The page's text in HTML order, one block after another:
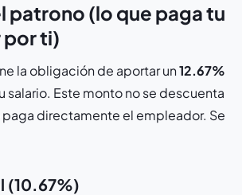
patrono (lo que paga tu
ti)
la obligación de aportar un12.67%
salario. Este monto no se descuenta
directamente el empleador. Se
(10.67%)